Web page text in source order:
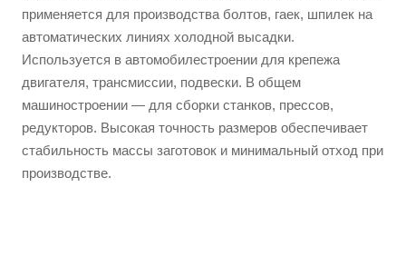
применяется для производства болтов, гаек, шпилек на
автоматических линиях холодной высадки.
Используется в автомобилестроении для крепежа
двигателя, трансмиссии, подвески. В общем
машиностроении — для сборки станков, прессов,
редукторов. Высокая точность размеров обеспечивает
стабильность массы заготовок и минимальный отход при
производстве.